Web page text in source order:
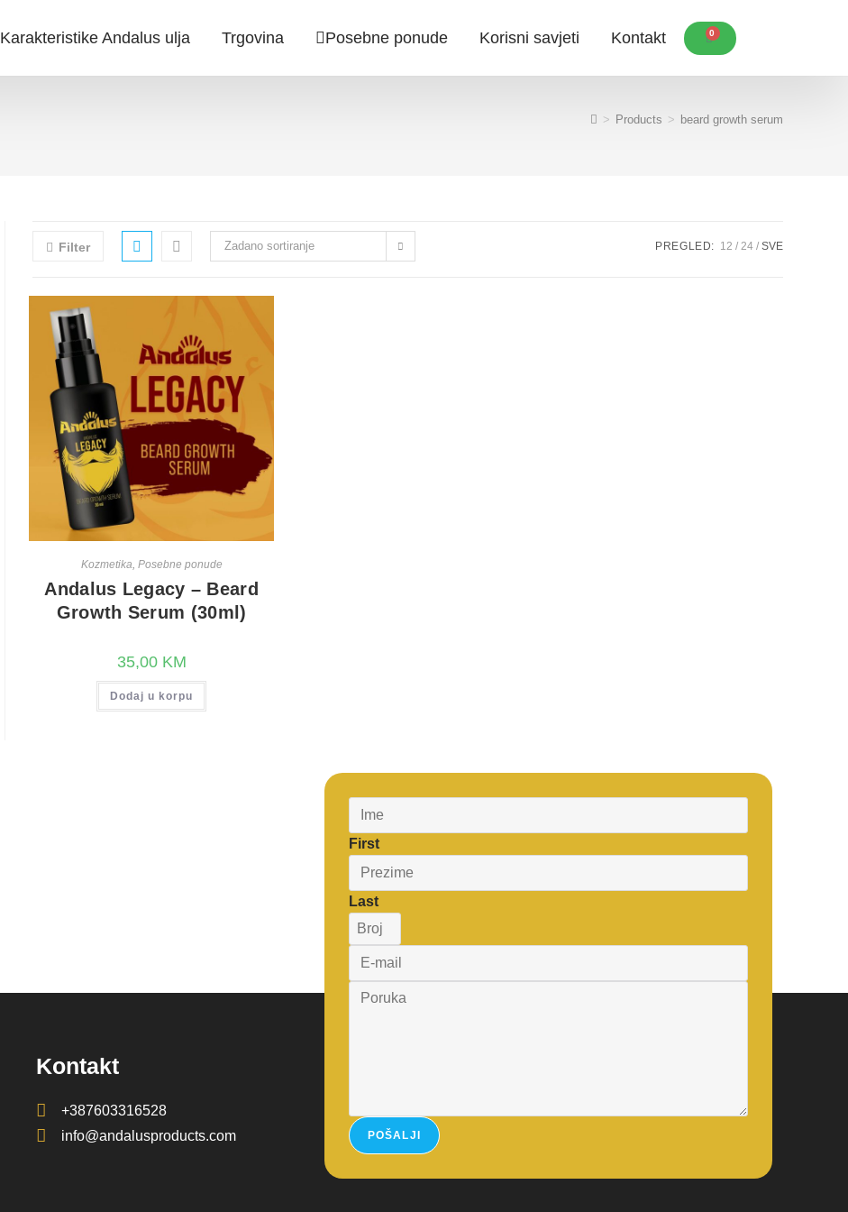
Karakteristike Andalus ulja Trgovina Posebne ponude Korisni savjeti Kontakt 0
> Products > beard growth serum
Filter Zadano sortiranje PREGLED: 12 24 SVE
Kozmetika Posebne ponude
Andalus Legacy – Beard
Growth Serum (30ml)
35,00 KM
Dodaj u korpu
Kontakt
+387603316528
info@andalusproducts.com
First
Last
POŠALJI